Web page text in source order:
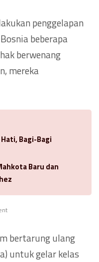
penggelapan
beberapa
berwenang
mereka
Bagi-Bagi
Baru dan
bertarung ulang
untuk gelar kelas